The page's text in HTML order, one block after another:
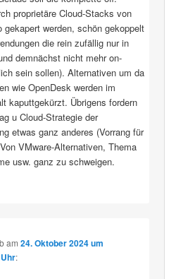
proprietäre Cloud-Stacks von
gekapert werden, schön gekoppelt
die rein zufällig nur in
demnächst nicht mehr on-
sein sollen). Alternativen um da
wie OpenDesk werden im
kaputtgekürzt. Übrigens fordern
u Cloud-Strategie der
etwas ganz anderes (Vorrang für
VMware-Alternativen, Thema
usw. ganz zu schweigen.
am 24. Oktober 2024 um
: